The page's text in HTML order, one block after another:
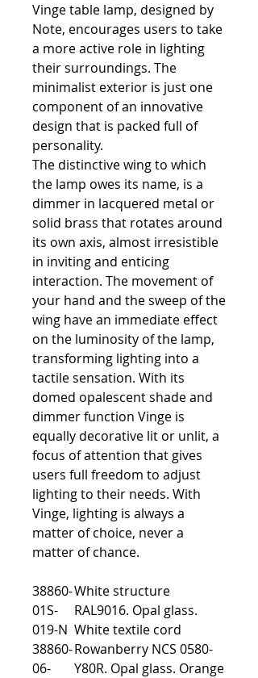
Vinge table lamp, designed by
Note, encourages users to take
a more active role in lighting
their surroundings. The
minimalist exterior is just one
component of an innovative
design that is packed full of
personality.
The distinctive wing to which
the lamp owes its name, is a
dimmer in lacquered metal or
solid brass that rotates around
its own axis, almost irresistible
in inviting and enticing
interaction. The movement of
your hand and the sweep of the
wing have an immediate effect
on the luminosity of the lamp,
transforming lighting into a
tactile sensation. With its
domed opalescent shade and
dimmer function Vinge is
equally decorative lit or unlit, a
focus of attention that gives
users full freedom to adjust
lighting to their needs. With
Vinge, lighting is always a
matter of choice, never a
matter of chance.
38860-
01S-
019-N
White structure
RAL9016. Opal glass.
White textile cord
38860-
06-
Rowanberry NCS 0580-
Y80R. Opal glass. Orange